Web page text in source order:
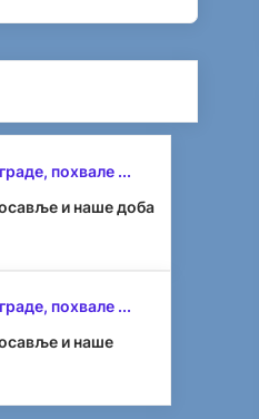
похвале ...
и наше доба
похвале ...
и наше